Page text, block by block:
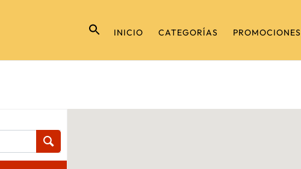
INICIO CATEGORÍAS PROMOCIONES